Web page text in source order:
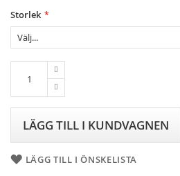
of
the
images
gallery
Storlek
LÄGG TILL I KUNDVAGNEN
LÄGG TILL I ÖNSKELISTA